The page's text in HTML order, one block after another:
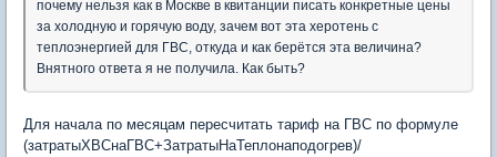
почему нельзя как в Москве в квитанции писать конкретные цены
за холодную и горячую воду, зачем вот эта херотень с
теплоэнергией для ГВС, откуда и как берётся эта величина?
Внятного ответа я не получила. Как быть?
Для начала по месяцам пересчитать тариф на ГВС по формуле
(затратыХВСнаГВС+ЗатратыНаТеплонаподогрев)/